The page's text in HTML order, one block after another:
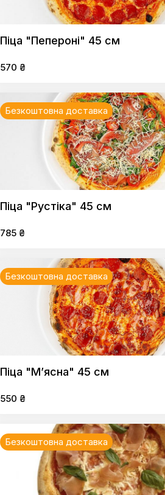
Піца "Пепероні" 45 см
570 ₴
Безкоштовна доставка
Піца "Рустіка" 45 см
785 ₴
Безкоштовна доставка
Піца "М’ясна" 45 см
550 ₴
Безкоштовна доставка